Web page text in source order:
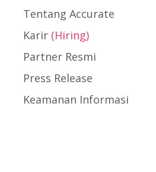
Tentang Accurate
Karir (Hiring)
Partner Resmi
Press Release
Keamanan Informasi